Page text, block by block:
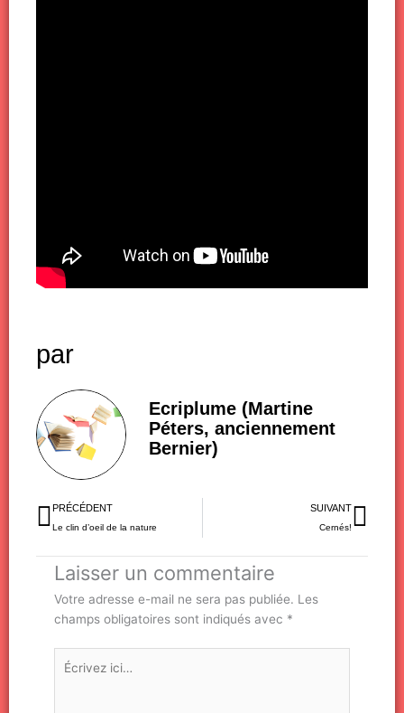
par
Ecriplume (Martine
Péters, anciennement
Bernier)
Précédent
PRÉCÉDENT
Le clin d’oeil de la nature
SUIVANT
Cernés!
Laisser un commentaire
Votre adresse e-mail ne sera pas publiée. Les
champs obligatoires sont indiqués avec *
Écrivez
ici…